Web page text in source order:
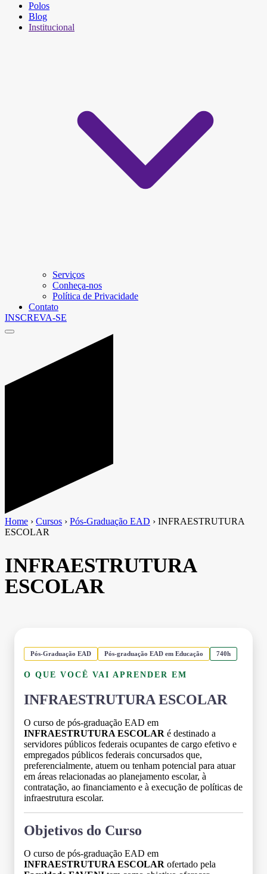
Polos
Blog
Institucional
Serviços
Conheça-nos
Política de Privacidade
Contato
INSCREVA-SE
Home › Cursos › Pós-Graduação EAD › INFRAESTRUTURA
ESCOLAR
INFRAESTRUTURA
ESCOLAR
Pós-Graduação EAD Pós-graduação EAD em Educação 740h
O QUE VOCÊ VAI APRENDER EM
INFRAESTRUTURA ESCOLAR
O curso de pós-graduação EAD em
INFRAESTRUTURA ESCOLAR é destinado a
servidores públicos federais ocupantes de cargo efetivo e
empregados públicos federais concursados que,
preferencialmente, atuem ou tenham potencial para atuar
em áreas relacionadas ao planejamento escolar, à
contratação, ao financiamento e à execução de políticas de
infraestrutura escolar.
Objetivos do Curso
O curso de pós-graduação EAD em
INFRAESTRUTURA ESCOLAR ofertado pela